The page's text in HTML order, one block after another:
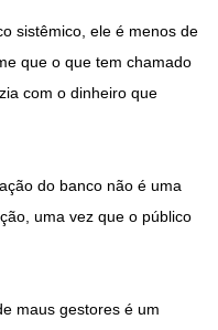
sistêmico, ele é menos de
que o que tem chamado
com o dinheiro que
do banco não é uma
uma vez que o público
maus gestores é um